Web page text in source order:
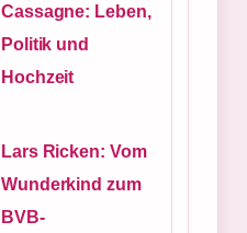
Cassagne: Leben,
Politik und
Hochzeit
Lars Ricken: Vom
Wunderkind zum
BVB-